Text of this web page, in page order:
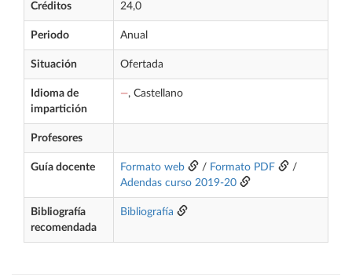
Créditos 24,0
Periodo Anual
Situación Ofertada
Idioma de
impartición
—, Castellano
Profesores
Guía docente Formato web / Formato PDF
/
Adendas curso 2019-20
Bibliografía
recomendada
Bibliografía